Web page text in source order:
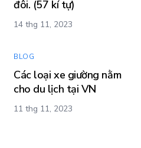
đôi. (57 kí tự)
14 thg 11, 2023
BLOG
Các loại xe giường nằm
cho du lịch tại VN
11 thg 11, 2023